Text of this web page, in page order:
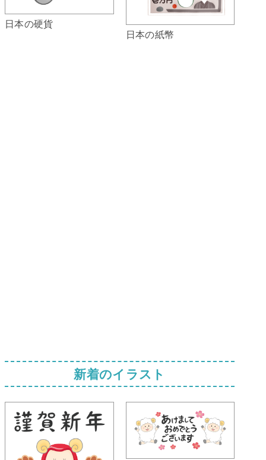
日本の硬貨
日本の紙幣
新着のイラスト